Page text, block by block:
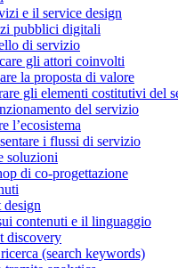
e il service design
pubblici digitali
di servizio
gli attori coinvolti
la proposta di valore
gli elementi costitutivi del
del servizio
l’ecosistema
i flussi di servizio
soluzioni
di co-progettazione
design
contenuti e il linguaggio
discovery
(search keywords)